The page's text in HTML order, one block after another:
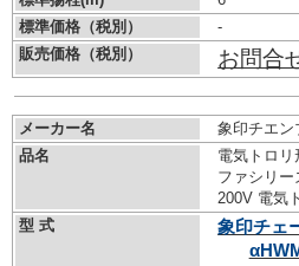
標準価格（税別）
-
販売価格（税別）
お問合
メーカー名
象印チエン
品名
電気トロ
ファシリ
200V 電気
型 式
象印チェ